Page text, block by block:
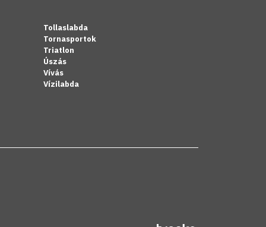
Tollaslabda
Tornasportok
Triatlon
Úszás
Vívás
Vízilabda